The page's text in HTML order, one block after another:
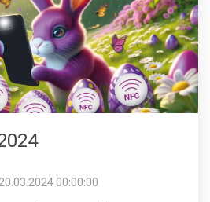
20.03.2024 00:00:00